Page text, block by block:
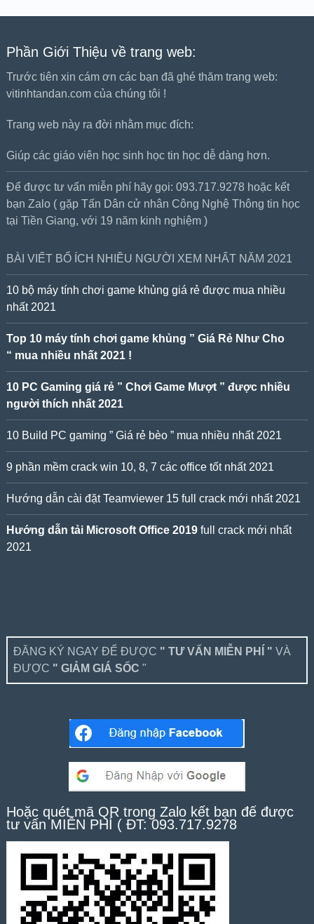
Phần Giới Thiệu về trang web:
Trước tiên xin cám ơn các bạn đã ghé thăm trang web:
vitinhtandan.com của chúng tôi !
Trang web này ra đời nhằm mục đích:
Giúp các giáo viên học sinh học tin học dễ dàng hơn.
Để được tư vấn miễn phí hãy gọi: 093.717.9278 hoặc kết
bạn Zalo ( gặp Tấn Dân cử nhân Công Nghệ Thông tin học
tại Tiền Giang, với 19 năm kinh nghiệm )
BÀI VIẾT BỔ ÍCH NHIỀU NGƯỜI XEM NHẤT NĂM 2021
10 bộ máy tính chơi game khủng giá rẻ được mua nhiều
nhất 2021
Top 10 máy tính chơi game khủng ” Giá Rẻ Như Cho
“ mua nhiều nhất 2021 !
10 PC Gaming giá rẻ ” Chơi Game Mượt ” được nhiều
người thích nhất 2021
10 Build PC gaming ” Giá rẻ bèo ” mua nhiều nhất 2021
9 phần mềm crack win 10, 8, 7 các office tốt nhất 2021
Hướng dẫn cài đặt Teamviewer 15 full crack mới nhất 2021
Hướng dẫn tải Microsoft Office 2019full crack mới nhất
2021
ĐĂNG KÝ NGAY ĐỂ ĐƯỢC " TƯ VẤN MIỄN PHÍ " VÀ
ĐƯỢC " GIẢM GIÁ SỐC "
Hoặc quét mã QR trong Zalo kết bạn để được
tư vấn MIỄN PHÍ ( ĐT: 093.717.9278